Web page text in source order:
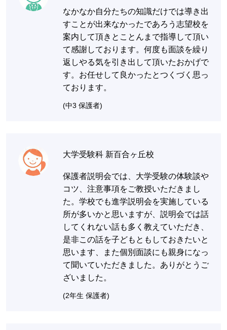
なかなか自分たちの知識だけでは導き出
すことが出来なかったであろう志望校を
案内して頂きとことんまで指導して頂い
て感謝しております。何度も面談を繰り
返しやる気を引き出して頂いたおかげで
す。お任せして良かったとつくづく思っ
ております。
(中3 保護者)
大学受験科 新百合ヶ丘校
保護者説明会では、大学受験の体験談や
コツ、注意事項をご教授いただきまし
た。学校でも進学説明会を実施している
所が多いかと思いますが、説明会では話
してくれない話も多く教えていただき、
是非この話を子どもともしておきたいと
思います、また個別面談にも親身になっ
て聞いていただきました。ありがとうご
ざいました。
(2年生 保護者)